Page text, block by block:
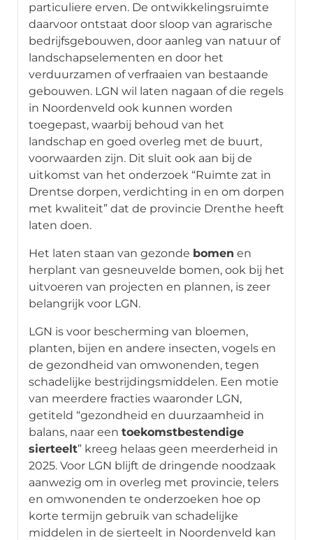
particuliere erven. De ontwikkelingsruimte
daarvoor ontstaat door sloop van agrarische
bedrijfsgebouwen, door aanleg van natuur of
landschapselementen en door het
verduurzamen of verfraaien van bestaande
gebouwen. LGN wil laten nagaan of die regels
in Noordenveld ook kunnen worden
toegepast, waarbij behoud van het
landschap en goed overleg met de buurt,
voorwaarden zijn. Dit sluit ook aan bij de
uitkomst van het onderzoek “Ruimte zat in
Drentse dorpen, verdichting in en om dorpen
met kwaliteit” dat de provincie Drenthe heeft
laten doen.
Het laten staan van gezonde bomen en
herplant van gesneuvelde bomen, ook bij het
uitvoeren van projecten en plannen, is zeer
belangrijk voor LGN.
LGN is voor bescherming van bloemen,
planten, bijen en andere insecten, vogels en
de gezondheid van omwonenden, tegen
schadelijke bestrijdingsmiddelen. Een motie
van meerdere fracties waaronder LGN,
getiteld “gezondheid en duurzaamheid in
balans, naar een toekomstbestendige
sierteelt” kreeg helaas geen meerderheid in
2025. Voor LGN blijft de dringende noodzaak
aanwezig om in overleg met provincie, telers
en omwonenden te onderzoeken hoe op
korte termijn gebruik van schadelijke
middelen in de sierteelt in Noordenveld kan